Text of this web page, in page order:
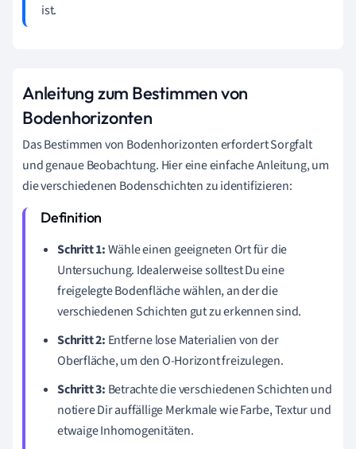
ist.
Anleitung zum Bestimmen von
Bodenhorizonten
Das Bestimmen von Bodenhorizonten erfordert Sorgfalt
und genaue Beobachtung. Hier eine einfache Anleitung, um
die verschiedenen Bodenschichten zu identifizieren:
Schritt 1:Wähle einen geeigneten Ort für die
Untersuchung. Idealerweise solltest Du eine
freigelegte Bodenfläche wählen, an der die
verschiedenen Schichten gut zu erkennen sind.
Schritt 2: Entferne lose Materialien von der
Oberfläche, um den O-Horizont freizulegen.
Schritt 3: Betrachte die verschiedenen Schichten und
notiere Dir auffällige Merkmale wie Farbe, Textur und
etwaige Inhomogenitäten.